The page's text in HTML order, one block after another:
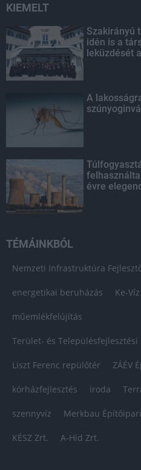
KIEMELT
Szakirányú
idén is a
leküzdését
A
évre
TÉMÁINKBÓL
Nemzeti Infrastruktúra
energetikai beruházás Ke-
műemlékfelújítás
Terület- és Településfejlesztési
Liszt Ferenc repülőtér ZÁÉV
kórházfejlesztés iroda
szennyvíz Merkbau
KÉSZ Zrt. A-Híd Zrt.